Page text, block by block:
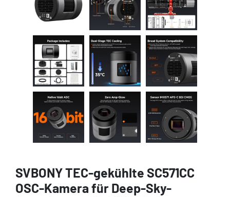
SVBONY TEC-gekühlte SC571CC
OSC-Kamera für Deep-Sky-